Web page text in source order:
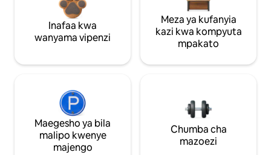
Inafaa kwa
wanyama vipenzi
Meza ya kufanyia
kazi kwa kompyuta
mpakato
Maegesho ya bila
malipo kwenye
majengo
Chumba cha
mazoezi